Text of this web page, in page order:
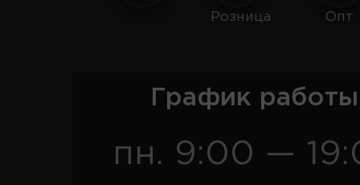
Розница Опт
График
пн. 9:00 —